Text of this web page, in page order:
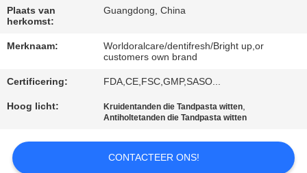
CONTACTEER
VERZOEK
OM
CITAAT
Plaats van
herkomst:
Guangdong, China
Merknaam:
Worldoralcare/dentifresh/Bright up,or
customers own brand
Certificering: FDA,CE,FSC,GMP,SASO...
Hoog licht: Kruidentanden die Tandpasta witten,
Antiholtetanden die Tandpasta witten
CONTACTEER ONS!